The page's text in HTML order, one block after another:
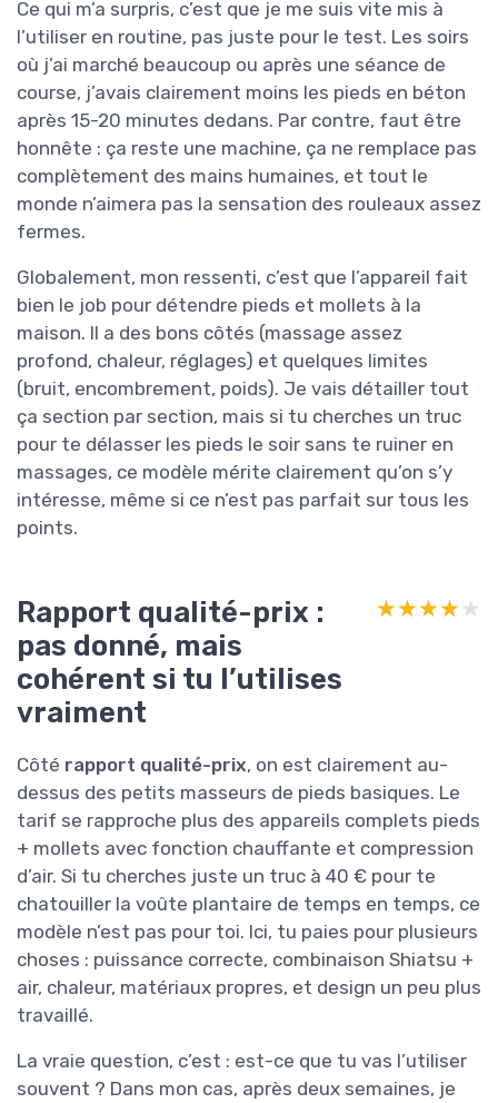
Ce qui m’a surpris, c’est que je me suis vite mis à
l’utiliser en routine, pas juste pour le test. Les soirs
où j’ai marché beaucoup ou après une séance de
course, j’avais clairement moins les pieds en béton
après 15-20 minutes dedans. Par contre, faut être
honnête : ça reste une machine, ça ne remplace pas
complètement des mains humaines, et tout le
monde n’aimera pas la sensation des rouleaux assez
fermes.
Globalement, mon ressenti, c’est que l’appareil fait
bien le job pour détendre pieds et mollets à la
maison. Il a des bons côtés (massage assez
profond, chaleur, réglages) et quelques limites
(bruit, encombrement, poids). Je vais détailler tout
ça section par section, mais si tu cherches un truc
pour te délasser les pieds le soir sans te ruiner en
massages, ce modèle mérite clairement qu’on s’y
intéresse, même si ce n’est pas parfait sur tous les
points.
Rapport qualité-prix :
pas donné, mais
cohérent si tu l’utilises
vraiment
★★★★★
★★★★★
Côté rapport qualité-prix, on est clairement au-
dessus des petits masseurs de pieds basiques. Le
tarif se rapproche plus des appareils complets pieds
+ mollets avec fonction chauffante et compression
d’air. Si tu cherches juste un truc à 40 € pour te
chatouiller la voûte plantaire de temps en temps, ce
modèle n’est pas pour toi. Ici, tu paies pour plusieurs
choses : puissance correcte, combinaison Shiatsu +
air, chaleur, matériaux propres, et design un peu plus
travaillé.
La vraie question, c’est : est-ce que tu vas l’utiliser
souvent ? Dans mon cas, après deux semaines, je